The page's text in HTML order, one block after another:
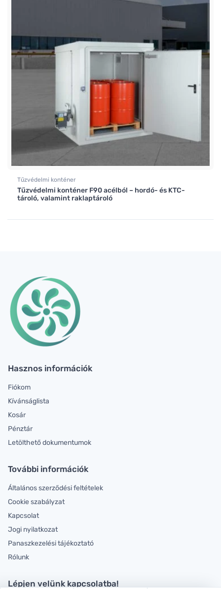
Tűzvédelmi konténer
Tűzvédelmi konténer F90 acélból – hordó- és KTC-
tároló, valamint raklaptároló
Hasznos információk
Fiókom
Kívánságlista
Kosár
Pénztár
Letölthető dokumentumok
További információk
Általános szerződési feltételek
Cookie szabályzat
Kapcsolat
Jogi nyilatkozat
Panaszkezelési tájékoztató
Rólunk
Lépjen velünk kapcsolatba!